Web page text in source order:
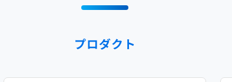
プロダクト